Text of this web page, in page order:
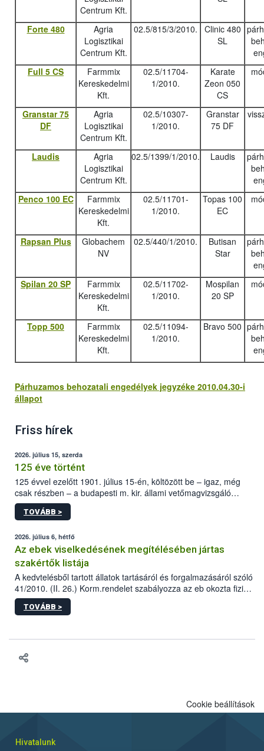
Centrum Kft.
Forte 480
Agria
Logisztikai
Centrum Kft.
02.5/815/3/2010.
Clinic 480
SL
Full 5 CS
Farmmix
Kereskedelmi
Kft.
02.5/11704-
1/2010.
Karate
Zeon 050
CS
Granstar 75
DF
Agria
Logisztikai
Centrum Kft.
02.5/10307-
1/2010.
Granstar
75 DF
Laudis
Agria
Logisztikai
Centrum Kft.
02.5/1399/1/2010. Laudis
Penco 100 EC
Farmmix
Kereskedelmi
Kft.
02.5/11701-
1/2010.
Topas 100
EC
Rapsan Plus
Globachem
NV
02.5/440/1/2010.
Butisan
Star
Spilan 20 SP
Farmmix
Kereskedelmi
Kft.
02.5/11702-
1/2010.
Mospilan
20 SP
Topp 500
Farmmix
Kereskedelmi
Kft.
02.5/11094-
1/2010.
Bravo 500
Párhuzamos behozatali engedélyek jegyzéke 2010.04.30-i
állapot
Friss hírek
2026. július 15, szerda
125 éve történt
125 évvel ezelőtt 1901. július 15-én, költözött be – igaz, még
csak részben – a budapesti m. kir. állami vetőmagvizsgáló
állomás a Kis Rókus utca 15. szám alatti, Czigler Győző által
tervezett új épületébe.
TOVÁBB >
2026. július 6, hétfő
Az ebek viselkedésének megítélésében jártas
szakértők listája
A kedvtelésből tartott állatok tartásáról és forgalmazásáról szóló
41/2010. (II. 26.) Korm.rendelet szabályozza az eb okozta fizikai
sérülés, illetve ennek veszélye keletkezésekor felmerülő
hatósági feladatokat, valamint a veszélyes eb tartását és annak
TOVÁBB >
Cookie beállítások
Hivatalunk